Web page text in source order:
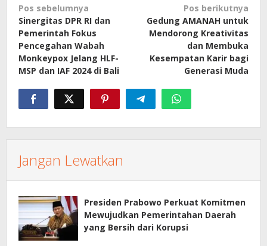
Navigasi
pos
Pos sebelumnya
Sinergitas DPR RI dan
Pemerintah Fokus
Pencegahan Wabah
Monkeypox Jelang HLF-
MSP dan IAF 2024 di Bali
Pos berikutnya
Gedung AMANAH untuk
Mendorong Kreativitas
dan Membuka
Kesempatan Karir bagi
Generasi Muda
Jangan Lewatkan
Presiden Prabowo Perkuat Komitmen
Mewujudkan Pemerintahan Daerah
yang Bersih dari Korupsi